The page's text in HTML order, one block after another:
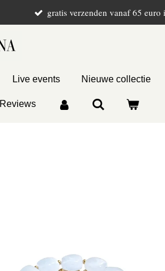
gratis verzenden vanaf 65 euro
Live events Nieuwe collectie
Reviews